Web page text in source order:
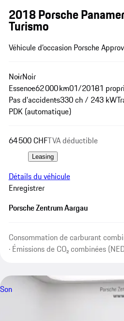
2018 Porsche
Turismo
Véhicule d’occasion Porsche
NoirNoir
Essence62 000 km01/20181
Pas d'accidents330 ch / 243 kW
PDK (automatique)
64 500 CHFTVA déductible
Leasing
Détails du véhicule
Enregistrer
Porsche Zentrum Aargau
Consommation de carburant
· Émissions de CO₂ combinées
Son